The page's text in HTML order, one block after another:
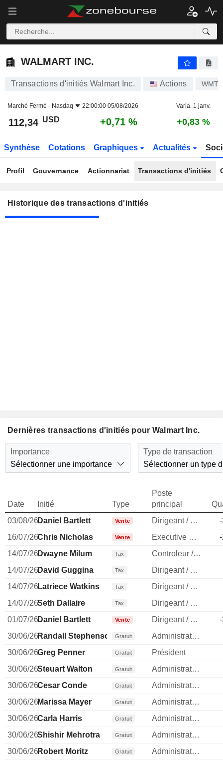
WALMART INC.
WALMART INC.
Transactions d'initiés Walmart Inc. Actions WMT
Marché Fermé - Nasdaq 22:00:00 05/08/2026 Varia. 1 janv.
112,34 USD +0,71 % +0,83 %
Synthèse Cotations Graphiques Actualités
Profil Gouvernance Actionnariat Transactions d'initiés
Historique des transactions d'initiés
Dernières transactions d'initiés pour Walmart Inc.
Importance
Sélectionner une importance
Type de transaction
Sélectionner un type
Date Initié Type
Poste
principal
03/08/26Daniel Bartlett Vente Dirigeant / cadre principal
16/07/26Chris Nicholas Vente Executive Vice President
14/07/26Dwayne Milum Tax
Controleur / auditeur
14/07/26David Guggina Tax
Dirigeant / cadre principal
14/07/26Latriece Watkins Tax
Dirigeant / cadre principal
14/07/26Seth Dallaire Tax
Dirigeant / cadre principal
01/07/26Daniel Bartlett Vente Dirigeant / cadre principal
30/06/26Randall Stephenson Gratuit
Administrateur
30/06/26Greg Penner Gratuit
Président
30/06/26Steuart Walton Gratuit
Administrateur
30/06/26Cesar Conde Gratuit
Administrateur
30/06/26Marissa Mayer Gratuit
Administrateur
30/06/26Carla Harris Gratuit
Administrateur
30/06/26Shishir Mehrotra Gratuit
Administrateur
30/06/26Robert Moritz Gratuit
Administrateur